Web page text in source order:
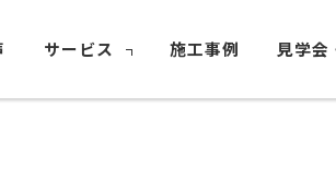
サービス 施工事例 見学会